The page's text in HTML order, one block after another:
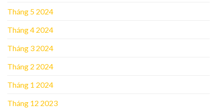
Tháng 5 2024
Tháng 4 2024
Tháng 3 2024
Tháng 2 2024
Tháng 1 2024
Tháng 12 2023